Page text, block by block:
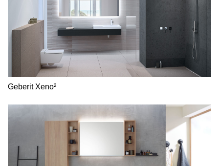
Geberit Xeno²